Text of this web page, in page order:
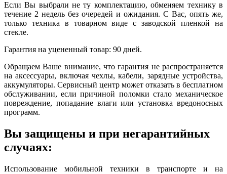
Если Вы выбрали не ту комплектацию, обменяем технику в
течение 2 недель без очередей и ожидания. С Вас, опять же,
только техника в товарном виде с заводской пленкой на
стекле.
Гарантия на уцененный товар: 90 дней.
Обращаем Ваше внимание, что гарантия не распространяется
на аксессуары, включая чехлы, кабели, зарядные устройства,
аккумуляторы. Сервисный центр может отказать в бесплатном
обслуживании, если причиной поломки стало механическое
повреждение, попадание влаги или установка вредоносных
программ.
Вы защищены и при негарантийных
случаях:
Использование мобильной техники в транспорте и на